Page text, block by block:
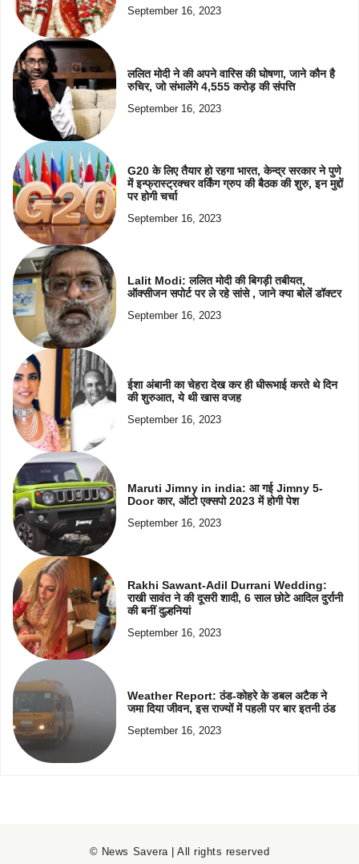
September 16, 2023
ललित मोदी ने की अपने वारिस की घोषणा, जाने कौन है
रुचिर, जो संभालेंगे 4,555 करोड़ की संपत्ति
September 16, 2023
G20 के लिए तैयार हो रहगा भारत, केन्द्र सरकार ने पुणे
में इन्फ्रास्ट्रक्चर वर्किंग ग्रुप की बैठक की शुरु, इन मुद्दों
पर होगी चर्चा
September 16, 2023
Lalit Modi: ललित मोदी की बिगड़ी तबीयत,
ऑक्सीजन सपोर्ट पर ले रहे सांसे , जाने क्या बोलें डॉक्टर
September 16, 2023
ईशा अंबानी का चेहरा देख कर ही धीरूभाई करते थे दिन
की शुरुआत, ये थी खास वजह
September 16, 2023
Maruti Jimny in india: आ गई Jimny 5-
Door कार, ऑटो एक्सपो 2023 में होगी पेश
September 16, 2023
Rakhi Sawant-Adil Durrani Wedding:
राखी सावंत ने की दूसरी शादी, 6 साल छोटे आदिल दुर्रानी
की बनीं दुल्हनियां
September 16, 2023
Weather Report: ठंड-कोहरे के डबल अटैक ने
जमा दिया जीवन, इस राज्यों में पहली पर बार इतनी ठंड
September 16, 2023
© News Savera | All rights reserved